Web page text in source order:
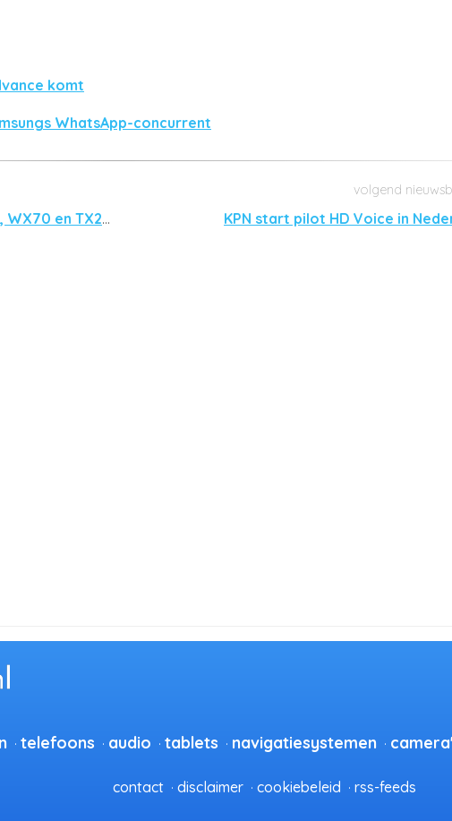
komt
WhatsApp-concurrent
Sony introduceert Cyber-shot WX50, WX70 en TX200V KPN start pilot HD Voice in
telefoons audio tablets navigatiesystemen
contact disclaimer cookiebeleid rss-feeds